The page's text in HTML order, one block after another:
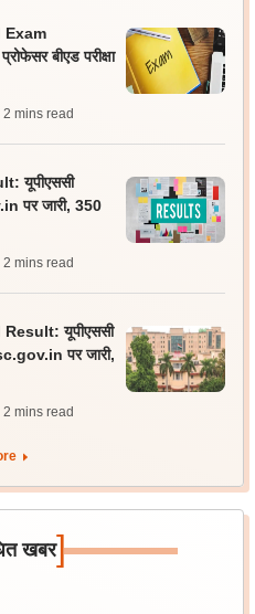
बीएड परीक्षा
| 2 mins read
यूपीएससी
पर जारी, 350
| 2 mins read
यूपीएससी
पर जारी,
| 2 mins read
खबर]